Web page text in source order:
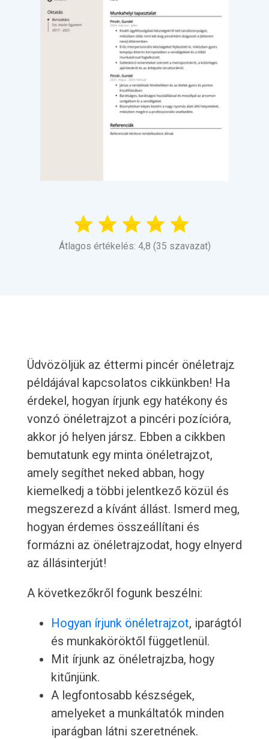
Átlagos értékelés: 4,8 (35 szavazat)
Üdvözöljük az éttermi pincér önéletrajz
példájával kapcsolatos cikkünkben! Ha
érdekel, hogyan írjunk egy hatékony és
vonzó önéletrajzot a pincéri pozícióra,
akkor jó helyen jársz. Ebben a cikkben
bemutatunk egy minta önéletrajzot,
amely segíthet neked abban, hogy
kiemelkedj a többi jelentkező közül és
megszerezd a kívánt állást. Ismerd meg,
hogyan érdemes összeállítani és
formázni az önéletrajzodat, hogy elnyerd
az állásinterjút!
A következőkről fogunk beszélni:
Hogyan írjunk önéletrajzot, iparágtól
és munkaköröktől függetlenül.
Mit írjunk az önéletrajzba, hogy
kitűnjünk.
A legfontosabb készségek,
amelyeket a munkáltatók minden
iparágban látni szeretnének.